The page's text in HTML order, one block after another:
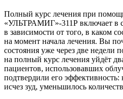
Полный курс лечения при
«УЛЬТРАМИГ»-311Р включает в
в зависимости от того, в каком
на момент начала лечения. Вы
состояния уже через две недели
на полный курс лечения уйдёт
пациентов, использовавших
подтвердили его эффективность:
исчез зуд, уменьшилось